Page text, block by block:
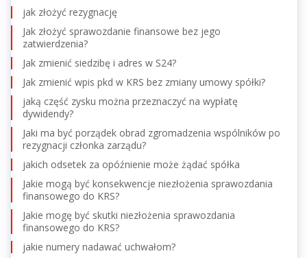
jak złożyć rezygnację
Jak złożyć sprawozdanie finansowe bez jego
zatwierdzenia?
Jak zmienić siedzibę i adres w S24?
Jak zmienić wpis pkd w KRS bez zmiany umowy spółki?
jaką część zysku można przeznaczyć na wypłatę
dywidendy?
Jaki ma być porządek obrad zgromadzenia wspólników po
rezygnacji członka zarządu?
jakich odsetek za opóźnienie może żądać spółka
Jakie mogą być konsekwencje niezłożenia sprawozdania
finansowego do KRS?
Jakie mogę być skutki niezłożenia sprawozdania
finansowego do KRS?
jakie numery nadawać uchwałom?